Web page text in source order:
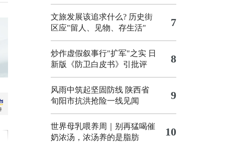
文旅发展该追求什么? 历史街
区应"留人、见物、存生活"
7
炒作虚假叙事行"扩军"之实 日
新版《防卫白皮书》引批评
8
风雨中筑起坚固防线 陕西省
旬阳市抗洪抢险一线见闻
9
世界母乳喂养周｜别再猛喝催
奶浓汤，浓汤养的是脂肪
10